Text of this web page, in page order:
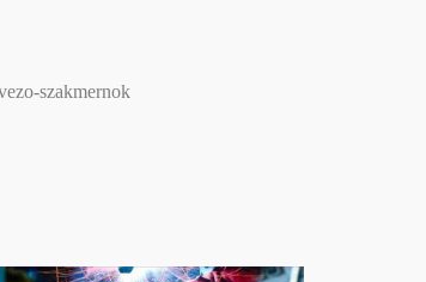
szakmernok